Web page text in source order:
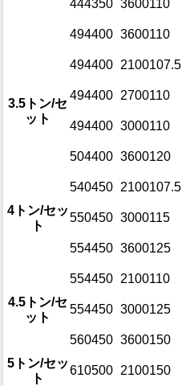
444350 3600110
494400 3600110
3.5トン/セ
ット
494400 2100107.5
494400 2700110
494400 3000110
504400 3600120
4トン/セッ
ト
540450 2100107.5
550450 3000115
554450 3600125
4.5トン/セ
ット
554450 2100110
554450 3000125
560450 3600150
5トン/セッ
ト
610500 2100150